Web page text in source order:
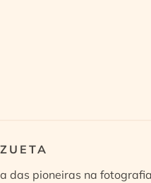
das pioneiras na